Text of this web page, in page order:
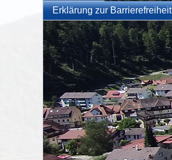
Erklärung zur Barrierefreiheit